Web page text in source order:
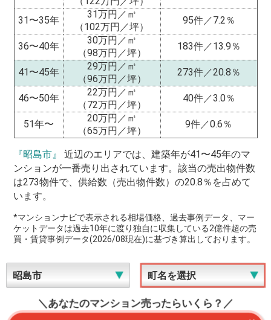
31〜35年
31万円／㎡
（102万円／坪）
95件／7.2％
36〜40年
30万円／㎡
（98万円／坪）
183件／13.9％
41〜45年
29万円／㎡
（96万円／坪）
273件／20.8％
46〜50年
22万円／㎡
（72万円／坪）
40件／3.0％
51年〜
20万円／㎡
（65万円／坪）
9件／0.6％
『昭島市』
近辺のエリアでは、建築年が41〜45年のマ
ンションが一番売り出されています。該当の売出物件数
は273物件で、供給数（売出物件数）の20.8％を占めて
います。
*マンションナビで表示される相場価格、過去事例データ、マー
ケットデータは過去10年に渡り独自に収集している2億件超の売
買・賃貸事例データ(2026/08現在)に基づき算出しております。
＼あなたのマンション売ったらいくら？／